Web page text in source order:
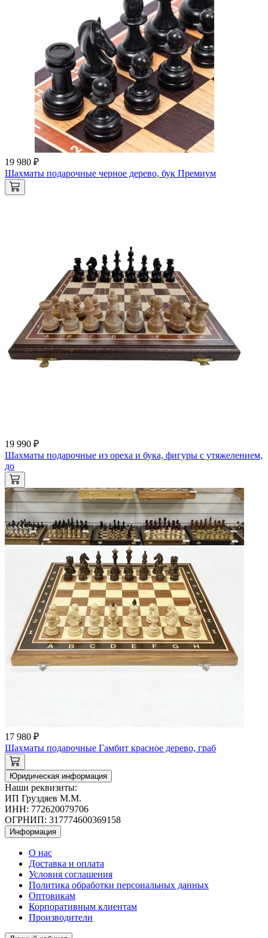
19 980 ₽
Шахматы подарочные черное дерево, бук Премиум
19 990 ₽
Шахматы подарочные из ореха и бука, фигуры с утяжелением,
до
17 980 ₽
Шахматы подарочные Гамбит красное дерево, граб
Юридическая информация
Наши реквизиты:
ИП Груздяев М.М.
ИНН: 772620079706
ОГРНИП: 317774600369158
Информация
О нас
Доставка и оплата
Условия соглашения
Политика обработки персональных данных
Оптовикам
Корпоративным клиентам
Производители